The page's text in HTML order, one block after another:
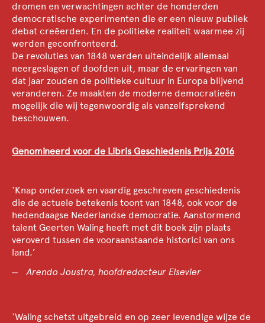
dromen en verwachtingen achter de honderden
democratische experimenten die er een nieuw publiek
debat creëerden. En de politieke realiteit waarmee zij
werden geconfronteerd.
De revoluties van 1848 werden uiteindelijk allemaal
neergeslagen of doofden uit, maar de ervaringen van
dat jaar zouden de politieke cultuur in Europa blijvend
veranderen. Ze maakten de moderne democratieën
mogelijk die wij tegenwoordig als vanzelfsprekend
beschouwen.
Genomineerd voor de Libris Geschiedenis Prijs 2016
‘Knap onderzoek en vaardig geschreven geschiedenis
die de actuele betekenis toont van 1848, ook voor de
hedendaagse Nederlandse democratie. Aanstormend
talent Geerten Waling heeft met dit boek zijn plaats
veroverd tussen de vooraanstaande historici van ons
land.’
Arendo Joustra, hoofdredacteur Elsevier
‘Waling schetst uitgebreid en op zeer levendige wijze de